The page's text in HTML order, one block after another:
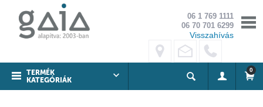
06 1 769 1111
06 70 701 6299
Visszahívás
TERMÉK
KATEGÓRIÁK
0